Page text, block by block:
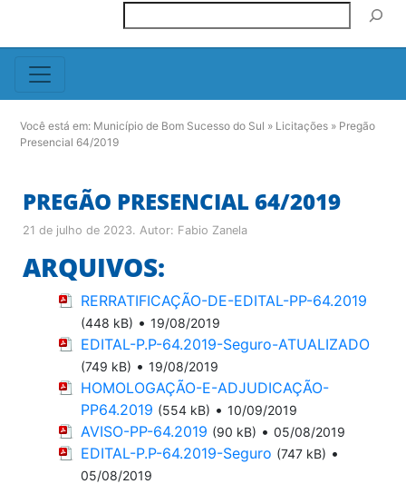
Você está em: Município de Bom Sucesso do Sul » Licitações » Pregão
Presencial 64/2019
PREGÃO PRESENCIAL 64/2019
21 de julho de 2023. Autor: Fabio Zanela
ARQUIVOS:
RERRATIFICAÇÃO-DE-EDITAL-PP-64.2019
(448 kB) • 19/08/2019
EDITAL-P.P-64.2019-Seguro-ATUALIZADO
(749 kB) • 19/08/2019
HOMOLOGAÇÃO-E-ADJUDICAÇÃO-
PP64.2019 (554 kB) • 10/09/2019
AVISO-PP-64.2019 (90 kB) • 05/08/2019
EDITAL-P.P-64.2019-Seguro (747 kB) •
05/08/2019